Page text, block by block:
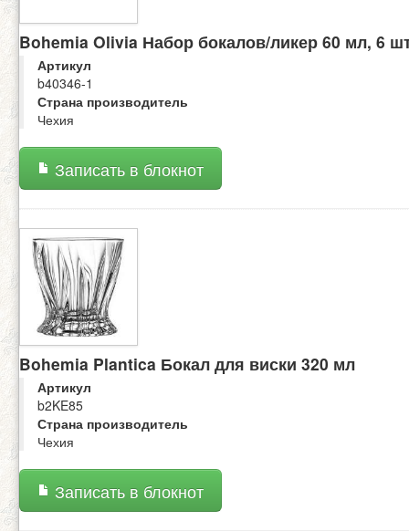
Bohemia Olivia Набор бокалов/ликер 60 мл, 6
Артикул
b40346-1
Страна производитель
Чехия
Записать в блокнот
Bohemia Plantica Бокал для виски 320 мл
Артикул
b2KE85
Страна производитель
Чехия
Записать в блокнот